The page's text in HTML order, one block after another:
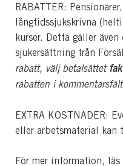
RABATTER:
långtidssjukskrivna
kurser. Detta gäller
sjukersättning från
rabatt, välj betalsättet
rabatten i
EXTRA KOSTNADER:
eller arbetsmaterial kan
För mer information, läs